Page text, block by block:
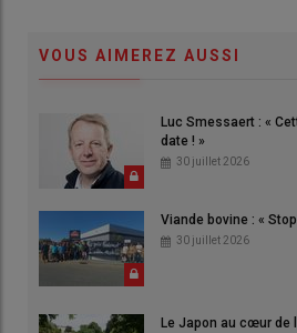
VOUS AIMEREZ AUSSI
Luc Smessaert : «
date ! »
30 juillet 2026
Viande bovine : «
30 juillet 2026
Le Japon au cœur de